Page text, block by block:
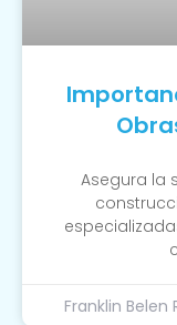
Asegura la
Franklin Belen